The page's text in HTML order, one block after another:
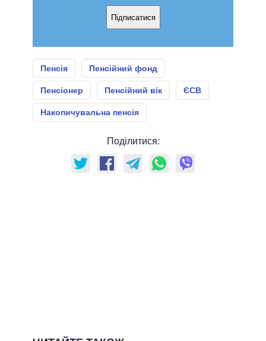
Підписатися
Пенсія Пенсійний фонд
Пенсіонер Пенсійний вік ЄСВ
Накопичувальна пенсія
Поділитися: